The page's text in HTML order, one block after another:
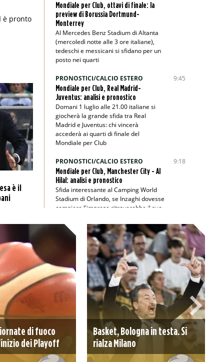
è pronto
è il
Mondiale per Club, ottavi di finale: la
preview di Borussia Dortmund-
Monterrey
Al Mercedes Benz Stadium di Altanta
(mercoledì notte alle 3 ore italiane),
tedeschi e messicani si sfidano per un
posto nei quarti
PRONOSTICI/CALCIO ESTERO
Mondiale per Club, Real Madrid-
Juventus: analisi e pronostico
Domani 1 luglio alle 21.00 italiane si
giocherà la grande sfida tra Real
Madrid e Juventus: chi vincerà
accederà ai quarti di finale del
Mondiale per Club
9:45
PRONOSTICI/CALCIO ESTERO
Mondiale per Club, Manchester City - Al
Hilal: analisi e pronostico
Sfida interessante al Camping World
Stadium di Orlando, se Inzaghi dovesse
compiere l'impresa ritroverebbe il suo
9:18
PRONOSTICI/RACCHETTE
Wimbledon 2025, Berrettini-Majchrzak:
analisi e pronostico
Il finalista dell’edizione 2021 parte
nettamente favorito secondo i bookie
8:45
PRONOSTICI/CALCIO ESTERO
Veikkausliiga, KuPS-Gnistan: analisi e
Valevole per la tredicesima giornata di
Veikkausliiga, KuPS-Gnistan si annuncia
emozionante
1:00
PRONOSTICI/CALCIO ESTERO 22:00
di fuoco
dei Playoff
Basket, Bologna in testa. Si
rialza Milano